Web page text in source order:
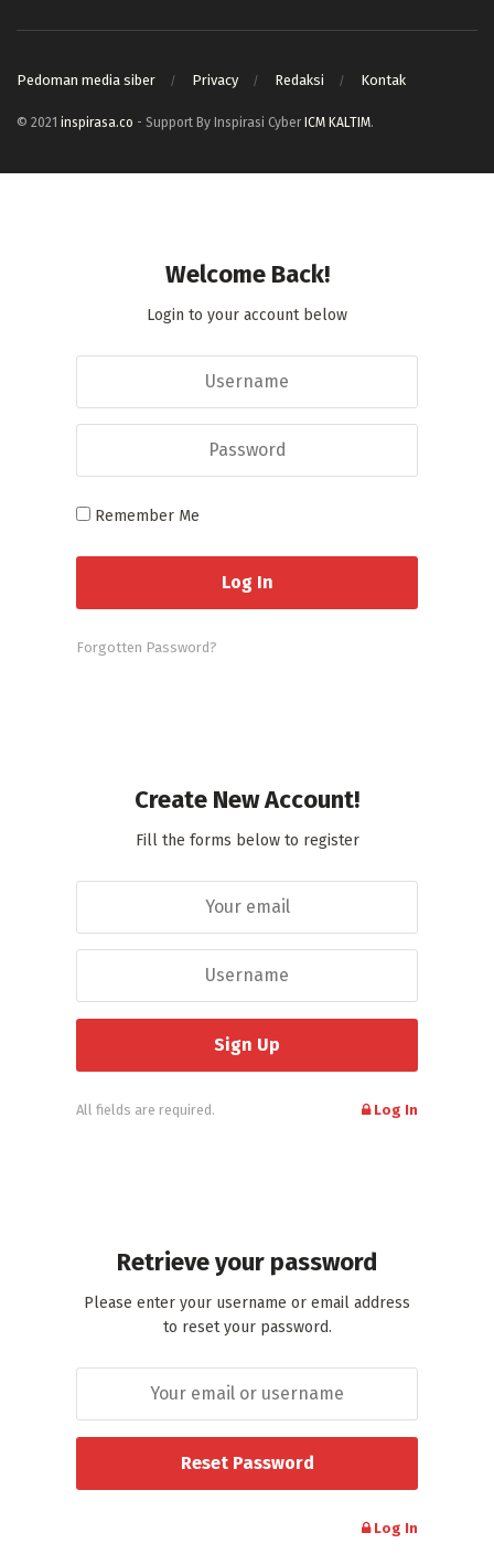
Pedoman media siber Privacy Redaksi Kontak
© 2021 inspirasa.co - Support By Inspirasi Cyber ICM KALTIM.
Welcome Back!
Login to your account below
Remember Me
Forgotten Password?
Create New Account!
Fill the forms below to register
All fields are required. Log In
Retrieve your password
Please enter your username or email address
to reset your password.
Log In